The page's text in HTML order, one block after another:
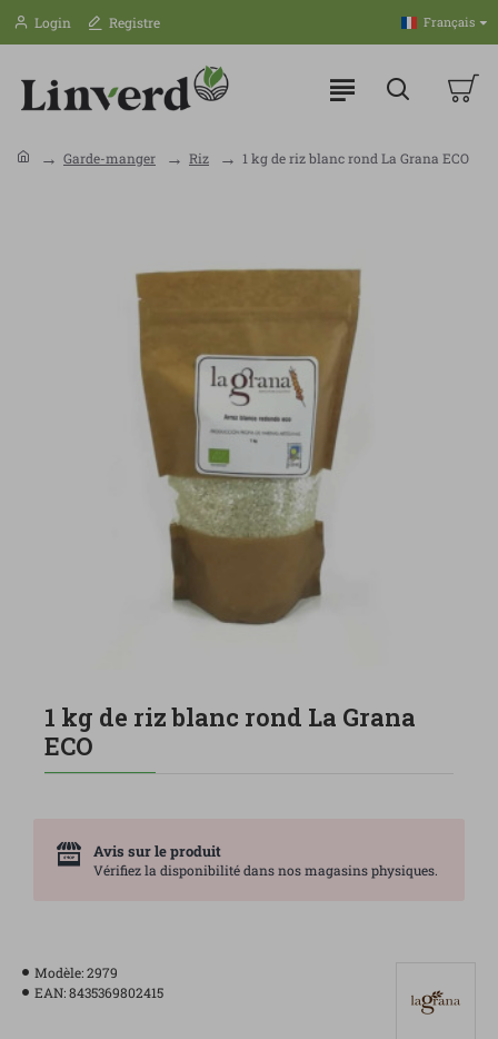
Login Registre Français
Garde-manger Riz 1 kg de riz blanc rond La Grana ECO
1 kg de riz blanc rond La Grana
ECO
Avis sur le produit
Vérifiez la disponibilité dans nos magasins physiques.
Modèle:2979
EAN:8435369802415